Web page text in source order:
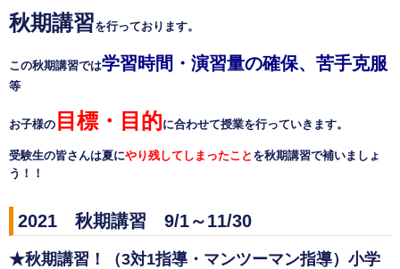
秋期講習を行っております。
こ の秋期講習では学習時間・演習量の確保、苦手克服
等
お子様の 目標・目的に合わせて授業を行っていきます。
受験生の皆さんは夏にやり残してしまったこと を秋期講習で補いましょ
う！！
2021 秋期講習 9/1～11/30
★秋期講習！（3対1指導・マンツーマン指導） 小学